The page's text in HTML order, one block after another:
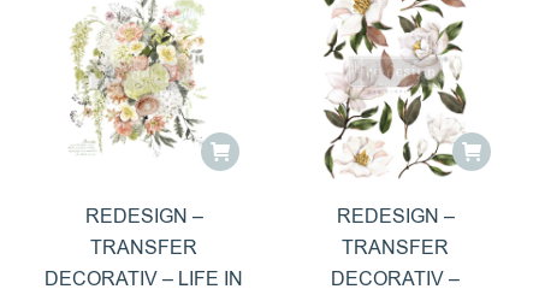
REDESIGN –
TRANSFER
DECORATIV – LIFE IN
REDESIGN –
TRANSFER
DECORATIV –